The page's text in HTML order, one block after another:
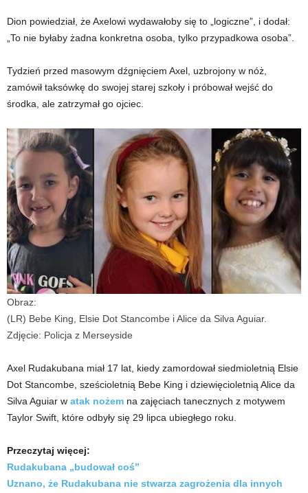
Dion powiedział, że Axelowi wydawałoby się to „logiczne”, i dodał:
„To nie byłaby żadna konkretna osoba, tylko przypadkowa osoba”.
Tydzień przed masowym dźgnięciem Axel, uzbrojony w nóż,
zamówił taksówkę do swojej starej szkoły i próbował wejść do
środka, ale zatrzymał go ojciec.
Obraz:
(LR) Bebe King, Elsie Dot Stancombe i Alice da Silva Aguiar.
Zdjęcie: Policja z Merseyside
Axel Rudakubana miał 17 lat, kiedy zamordował siedmioletnią Elsie
Dot Stancombe, sześcioletnią Bebe King i dziewięcioletnią Alice da
Silva Aguiar w atak nożem na zajęciach tanecznych z motywem
Taylor Swift, które odbyły się 29 lipca ubiegłego roku.
Przeczytaj więcej:
Rudakubana „budował coś”
Uznano, że Rudakubana nie stwarza zagrożenia dla innych